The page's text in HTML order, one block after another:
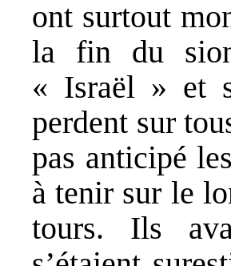
ont surtout
la fin du
« Israël » et
perdent sur
pas anticipé
à tenir sur le
tours. Ils